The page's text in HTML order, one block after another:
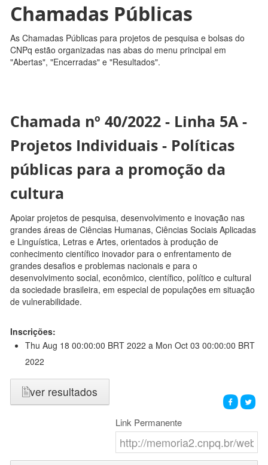
Chamadas Públicas
As Chamadas Públicas para projetos de pesquisa e bolsas do
CNPq estão organizadas nas abas do menu principal em
"Abertas", "Encerradas" e "Resultados".
Chamada nº 40/2022 - Linha 5A -
Projetos Individuais - Políticas
públicas para a promoção da
cultura
Apoiar projetos de pesquisa, desenvolvimento e inovação nas
grandes áreas de Ciências Humanas, Ciências Sociais Aplicadas
e Linguística, Letras e Artes, orientados à produção de
conhecimento científico inovador para o enfrentamento de
grandes desafios e problemas nacionais e para o
desenvolvimento social, econômico, científico, político e cultural
da sociedade brasileira, em especial de populações em situação
de vulnerabilidade.
Inscrições:
Thu Aug 18 00:00:00 BRT 2022 a Mon Oct 03 00:00:00 BRT
2022
ver resultados
Link Permanente